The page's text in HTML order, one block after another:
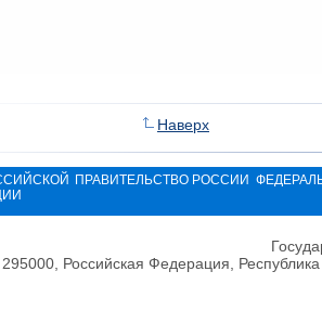
Наверх
ПРАВИТЕЛЬСТВО РОССИИ
295000, Российская Федерация,